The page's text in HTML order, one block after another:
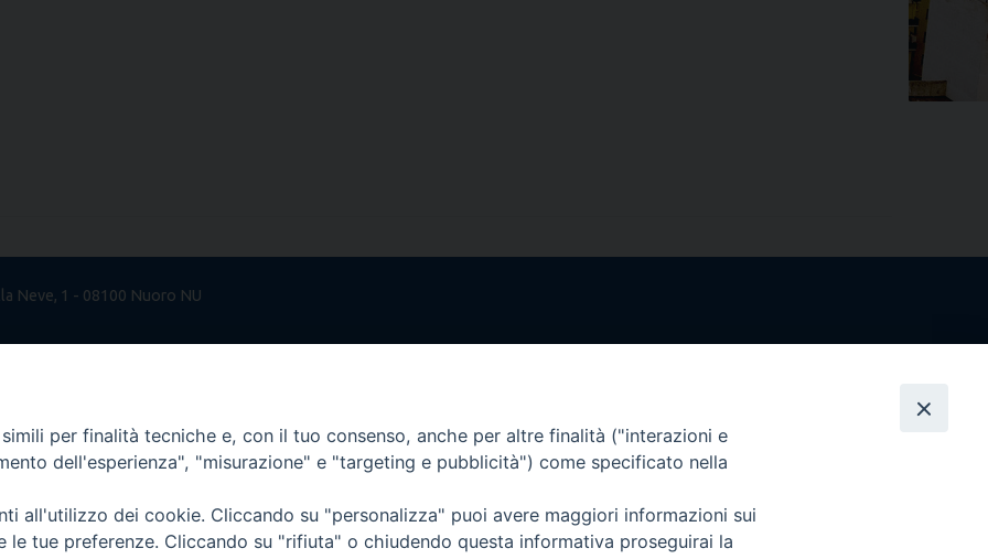
Neve, 1 - 08100 Nuoro NU
per finalità tecniche e, con il tuo consenso, anche per altre finalità ("interazioni e
dell'esperienza", "misurazione" e "targeting e pubblicità") come specificato nella
all'utilizzo dei cookie. Cliccando su "personalizza" puoi avere maggiori informazioni sui
le tue preferenze. Cliccando su "rifiuta" o chiudendo questa informativa proseguirai la